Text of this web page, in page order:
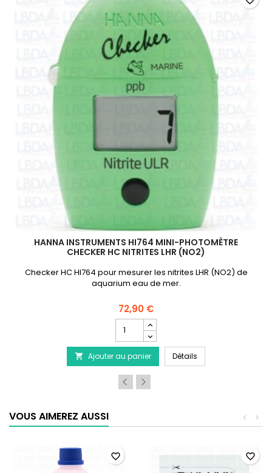
HI747-25 Réactifs pour mini-photomètre HI747 Cuivre
HANNA INSTRUMENTS HI764 MINI-PHOTOMÈTRE
CHECKER HC NITRITES LHR (NO2)
Checker HC HI764 pour mesurer les nitrites LHR (NO2) de
aquarium eau de mer.
72,90 €
quantité
du
produit
HANNA
INSTRUMENTS
HI764
LHR
(NO2)
 Ajouter au panier Détails
VOUS AIMEREZ AUSSI >
<
favorite_border favorite_border